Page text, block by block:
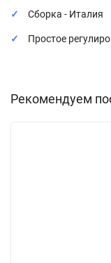
Сборка - Италия
Простое
Рекомендуем